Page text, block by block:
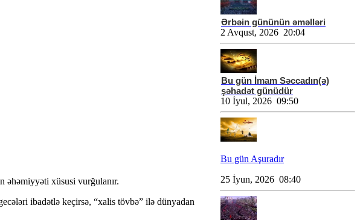
əhəmiyyəti xüsusi vurğulanır.
ibadətlə keçirsə, “xalis tövbə” ilə dünyadan
Ərbəin gününün əməlləri
2 Avqust, 2026 20:04
Bu gün İmam Səccadın(ə)
şəhadət günüdür
10 İyul, 2026 09:50
Bu gün Aşuradır
25 İyun, 2026 08:40